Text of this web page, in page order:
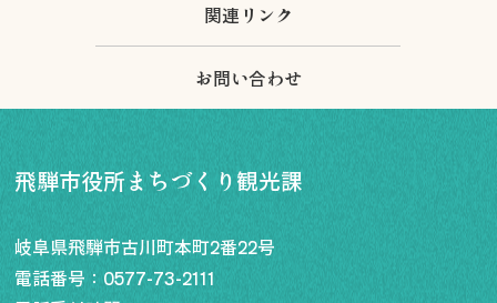
関連リンク
お問い合わせ
飛騨市役所まちづくり観光課
岐阜県飛騨市古川町本町2番22号
電話番号： 0577-73-2111